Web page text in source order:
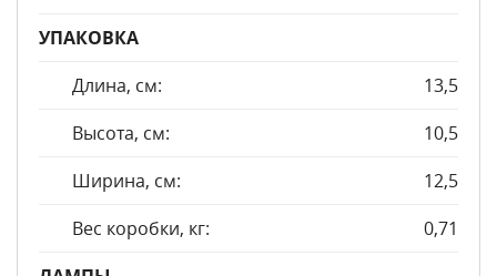
УПАКОВКА
Длина, см:
13,5
Высота, см:
10,5
Ширина, см:
12,5
Вес коробки, кг:
0,71